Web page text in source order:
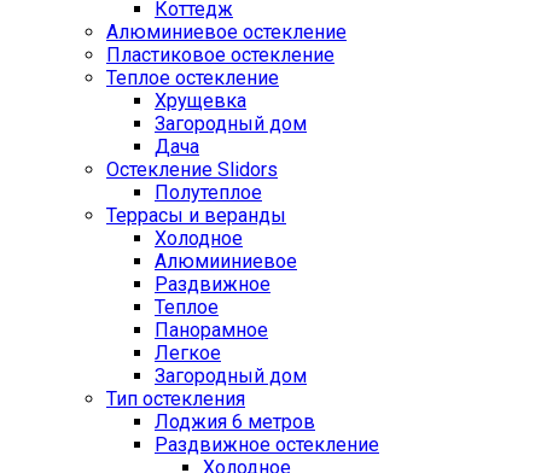
Коттедж
Алюминиевое остекление
Пластиковое остекление
Теплое остекление
Хрущевка
Загородный дом
Дача
Остекление Slidors
Полутеплое
Террасы и веранды
Холодное
Алюмииниевое
Раздвижное
Теплое
Панорамное
Легкое
Загородный дом
Тип остекления
Лоджия 6 метров
Раздвижное остекление
Холодное